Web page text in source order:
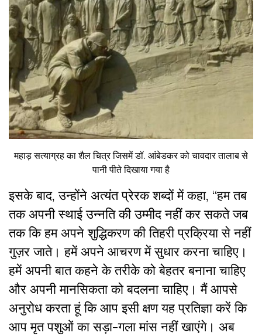
महाड़ सत्याग्रह का शैल चित्र जिसमें डॉ. आंबेडकर को चावदार तालाब से
पानी पीते दिखाया गया है
इसके बाद, उन्होंने अत्यंत प्रेरक शब्दों में कहा, “हम तब
तक अपनी स्थाई उन्नति की उम्मीद नहीं कर सकते जब
तक कि हम अपने शुद्धिकरण की तिहरी प्रक्रिया से नहीं
गुज़र जाते। हमें अपने आचरण में सुधार करना चाहिए।
हमें अपनी बात कहने के तरीके को बेहतर बनाना चाहिए
और अपनी मानसिकता को बदलना चाहिए। मैं आपसे
अनुरोध करता हूं कि आप इसी क्षण यह प्रतिज्ञा करें कि
आप मृत पशुओं का सड़ा-गला मांस नहीं खाएंगे। अब